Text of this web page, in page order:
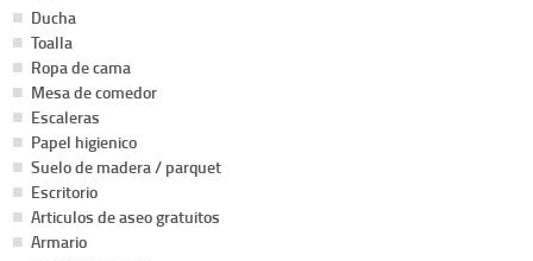
Ducha
Toalla
Ropa de cama
Mesa de comedor
Escaleras
Papel higienico
Suelo de madera / parquet
Escritorio
Articulos de aseo gratuitos
Armario